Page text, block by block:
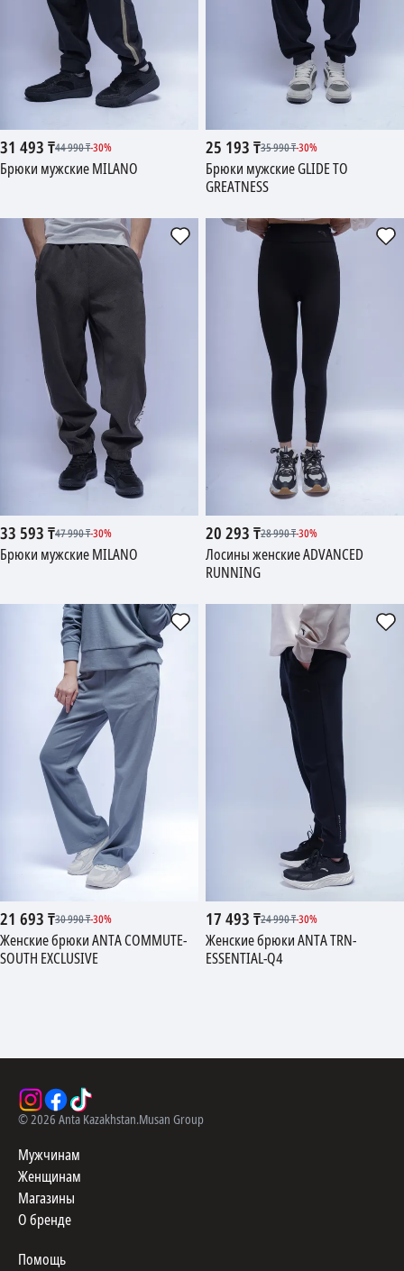
31 493₸44 990₸-30%
Брюки мужские MILANO
25 193₸35 990₸-30%
Брюки мужские GLIDE TO
GREATNESS
33 593₸47 990₸-30%
Брюки мужские MILANO
20 293₸28 990₸-30%
Лосины женские ADVANCED
RUNNING
21 693₸30 990₸-30%
Женские брюки ANTA COMMUTE-
SOUTH EXCLUSIVE
17 493₸24 990₸-30%
Женские брюки ANTA TRN-
ESSENTIAL-Q4
©2026 Anta Kazakhstan.Musan Group
Мужчинам
Женщинам
Магазины
О бренде
Помощь